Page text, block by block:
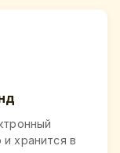
хранится в